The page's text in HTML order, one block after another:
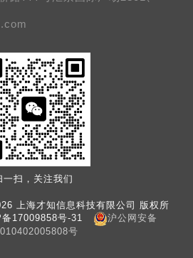
一扫，关注我们
上海才知信息科技有限公司 版权所
17009858号-31
沪公网安备
号